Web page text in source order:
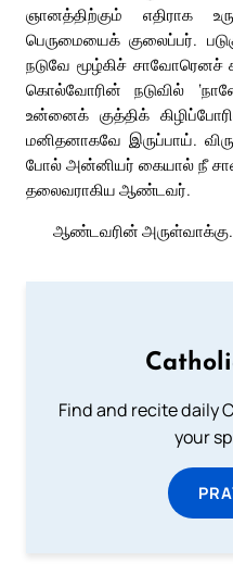
ஞானத்திற்கும் எதிராக
பெருமையைக் குலைப்பர்.
நடுவே மூழ்கிச்
கொல்வோரின் நடுவில்
உன்னைக் குத்திக்
மனிதனாகவே இருப்பாய்.
போல் அன்னியர் கையால் நீ
தலைவராகிய ஆண்டவர்.
ஆண்டவரின் அருள்வாக்கு.
Find and recite daily
your